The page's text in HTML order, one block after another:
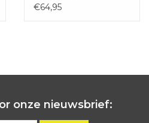
€64,95
onze nieuwsbrief: